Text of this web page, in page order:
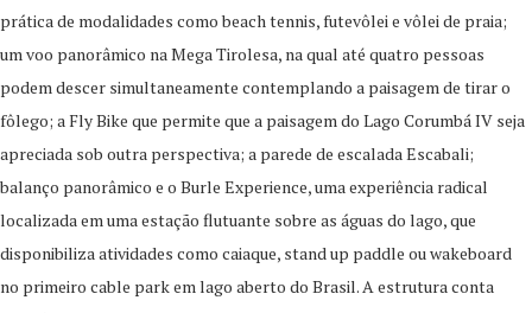
prática de modalidades como beach tennis, futevôlei e vôlei de praia;
um voo panorâmico na Mega Tirolesa, na qual até quatro pessoas
podem descer simultaneamente contemplando a paisagem de tirar o
fôlego; a Fly Bike que permite que a paisagem do Lago Corumbá IV seja
apreciada sob outra perspectiva; a parede de escalada Escabali;
balanço panorâmico e o Burle Experience, uma experiência radical
localizada em uma estação flutuante sobre as águas do lago, que
disponibiliza atividades como caiaque, stand up paddle ou wakeboard
no primeiro cable park em lago aberto do Brasil. A estrutura conta